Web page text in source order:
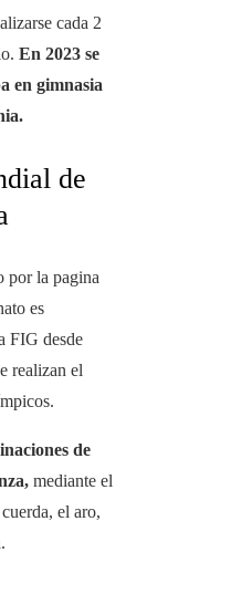
cada 2
En 2023 se
en gimnasia
de
por la pagina
es
FIG desde
realizan el
de
mediante el
el aro,